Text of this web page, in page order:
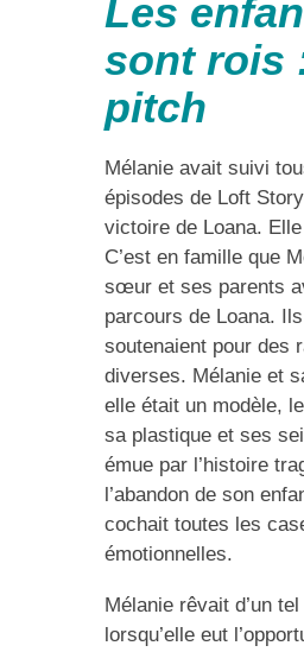
Les
sont rois
pitch
Mélanie avait suivi
épisodes de Loft
victoire de Loana.
C’est en famille que
sœur et ses parents
parcours de Loana.
soutenaient pour des
diverses. Mélanie et
elle était un modèle,
sa plastique et ses
émue par l’histoire
l’abandon de son
cochait toutes les
émotionnelles.
Mélanie rêvait d’un
lorsqu’elle eut